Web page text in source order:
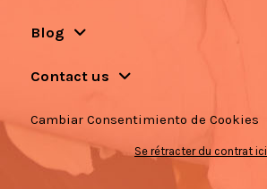
Blog
Contact us
Cambiar Consentimiento de Cookies
Se rétracter du contrat ici